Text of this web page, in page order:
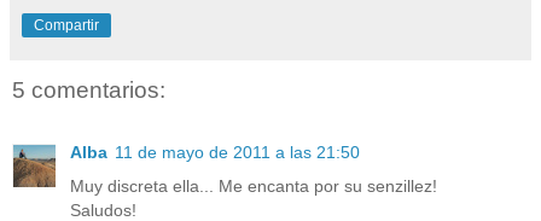
Compartir
5 comentarios:
Alba 11 de mayo de 2011 a las 21:50
Muy discreta ella... Me encanta por su senzillez!
Saludos!